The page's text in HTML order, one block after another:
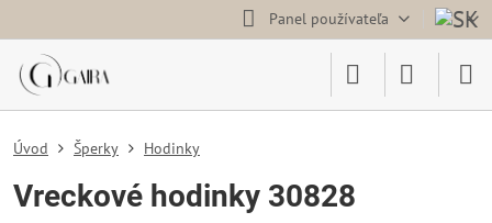
Panel používateľa
Úvod Šperky Hodinky
Vreckové hodinky 30828